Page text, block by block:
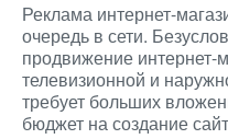
Реклама интернет-
очередь в сети.
продвижение
телевизионной и
требует больших
бюджет на создание